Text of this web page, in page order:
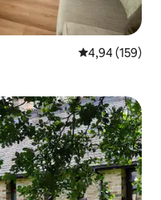
4,94 de uma
4,94 (159)
hóspedes